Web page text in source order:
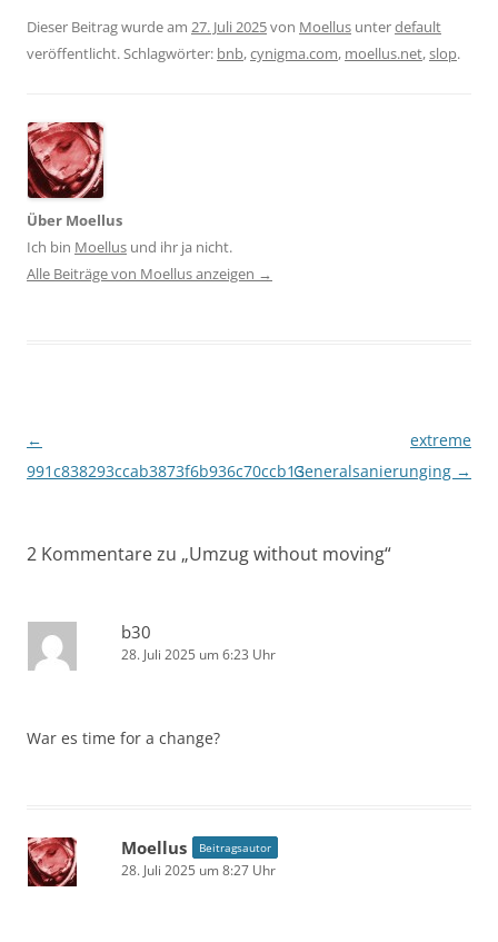
Dieser Beitrag wurde am 27. Juli 2025von Moellus unterdefault
veröffentlicht. Schlagwörter: bnb,cynigma.com, moellus.net,slop.
Über Moellus
Ich bin Moellus und ihr ja nicht.
Alle Beiträge von Moellus anzeigen →
Beitragsnavigation
←
991c838293ccab3873f6b936c70ccb13
extreme
Generalsanierunging →
2 Kommentare zu „Umzug without moving“
b30
28. Juli 2025 um 6:23 Uhr
War es time for a change?
Moellus Beitragsautor
28. Juli 2025 um 8:27 Uhr